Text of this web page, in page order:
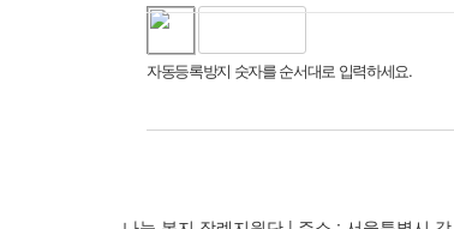
자동등록방지 숫자를 순서대로 입력하세요.